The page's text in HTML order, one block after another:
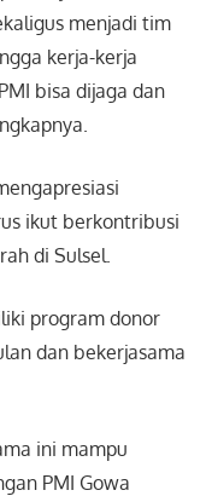
menjadi tim
kerja-kerja
bisa dijaga dan
ikut berkontribusi
di Sulsel.
program donor
dan bekerjasama
ini mampu
PMI Gowa